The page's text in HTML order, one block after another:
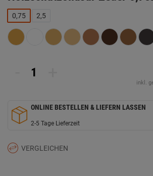
0,75 2,5
inkl.
ONLINE BESTELLEN & LIEFERN LASSEN
2-5 Tage Lieferzeit
VERGLEICHEN